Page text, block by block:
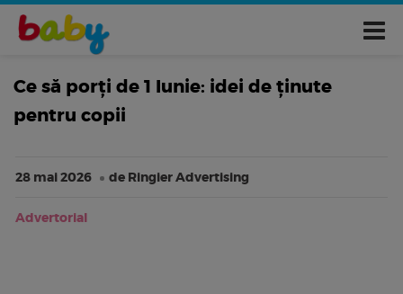
Ce să porți de 1 Iunie: idei de ținute
pentru copii
28 mai 2026 de Ringier Advertising
Advertorial